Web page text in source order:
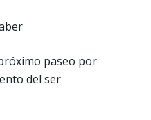
paseo por
del ser